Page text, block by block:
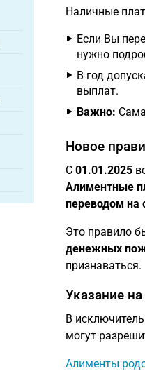
Наличные
Если Вы
нужно
В год
выплат.
Важно:
Новое
С 01.01.2025
Алиментные
переводом на
Это правило
денежных
признаваться.
Указание
В
могут
Алименты